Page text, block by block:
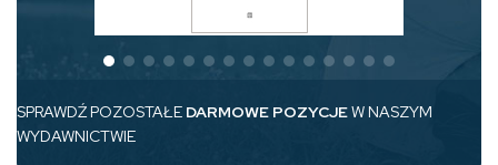
SPRAWDŹ POZOSTAŁE DARMOWE POZYCJEW NASZYM
WYDAWNICTWIE